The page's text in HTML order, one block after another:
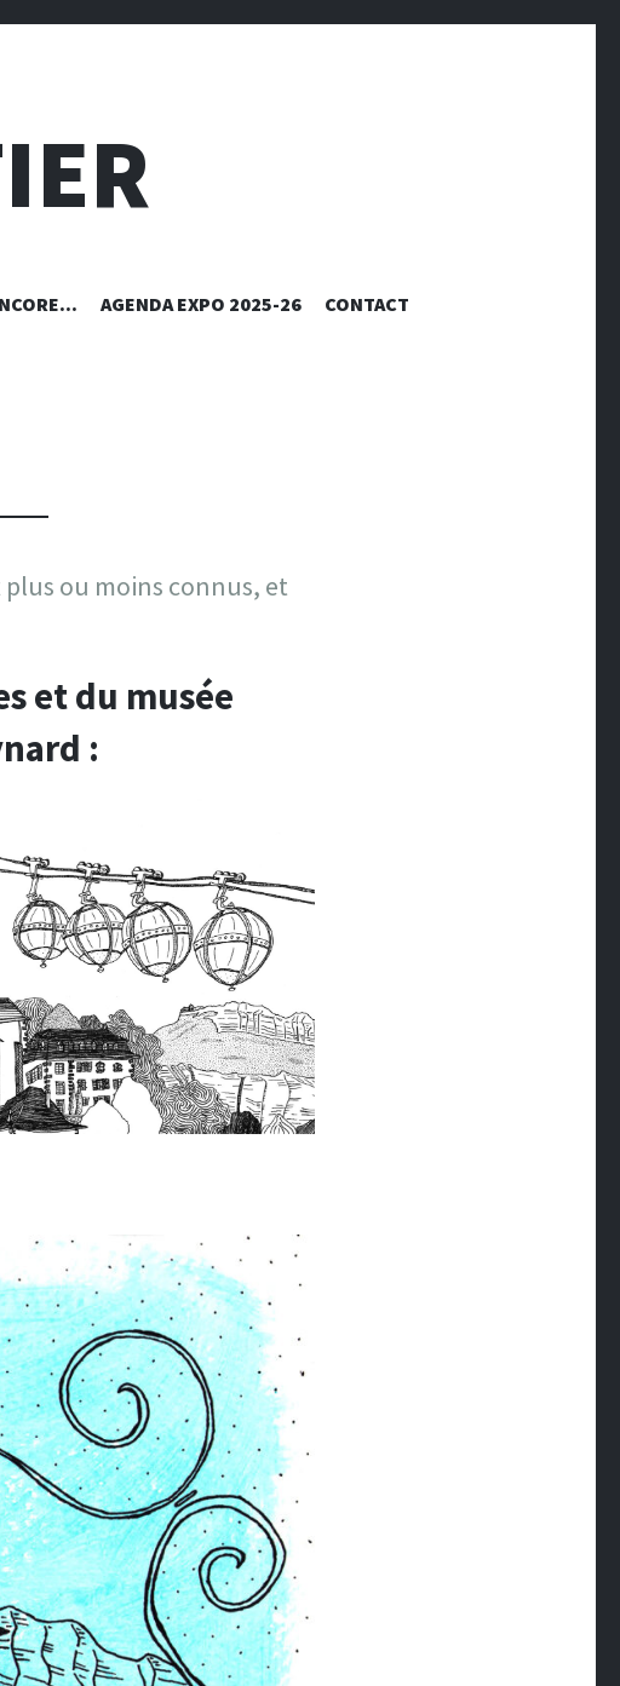
AGENDA EXPO 2025-26
CONTACT
plus ou moins connus, et
et du musée
: